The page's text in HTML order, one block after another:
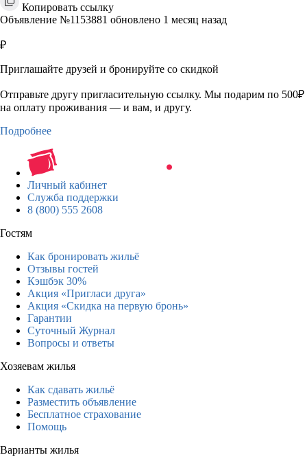
Копировать ссылку
Объявление №1153881 обновлено 1 месяц назад
₽
Приглашайте друзей и бронируйте со скидкой
Отправьте другу пригласительную ссылку. Мы подарим по 500₽
на оплату проживания — и вам, и другу.
Подробнее
Личный кабинет
Служба поддержки
8 (800) 555 2608
Гостям
Как бронировать жильё
Отзывы гостей
Кэшбэк 30%
Акция «Пригласи друга»
Акция «Скидка на первую бронь»
Гарантии
Суточный Журнал
Вопросы и ответы
Хозяевам жилья
Как сдавать жильё
Разместить объявление
Бесплатное страхование
Помощь
Варианты жилья